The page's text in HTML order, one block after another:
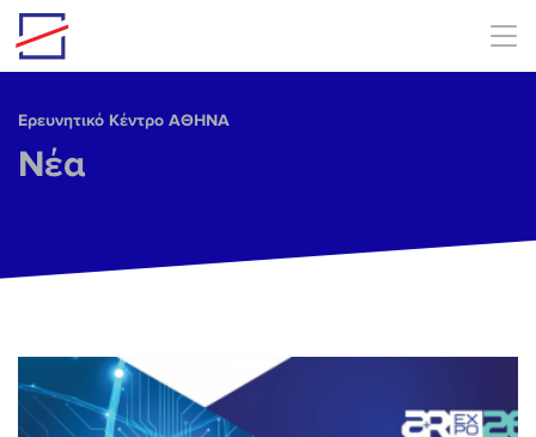
Skip to main content
Ερευνητικό Κέντρο ΑΘΗΝΑ
Νέα